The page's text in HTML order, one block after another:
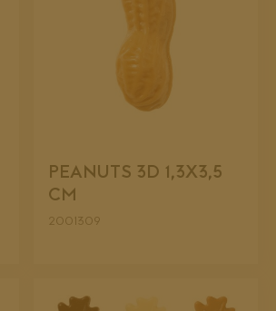
PEANUTS 3D 1,3X3,5
CM
2001309